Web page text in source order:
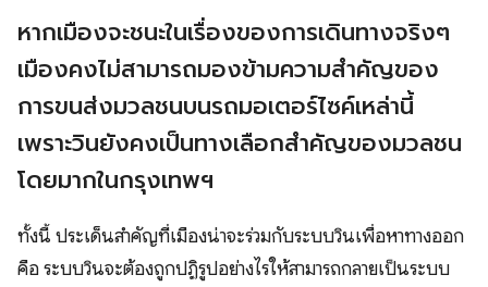
หากเมืองจะชนะในเรื่องของการเดินทางจริงๆ
เมืองคงไม่สามารถมองข้ามความสำคัญของ
การขนส่งมวลชนบนรถมอเตอร์ไซค์เหล่านี้
เพราะวินยังคงเป็นทางเลือกสำคัญของมวลชน
โดยมากในกรุงเทพฯ
ทั้งนี้ ประเด็นสำคัญที่เมืองน่าจะร่วมกับระบบวินเพื่อหาทางออก
คือ ระบบวินจะต้องถูกปฏิรูปอย่างไรให้สามารถกลายเป็นระบบ